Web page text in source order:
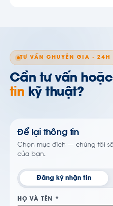
TƯ VẤN CHUYÊN GIA · 24H
Cần tư vấn hoặc
tin kỹ thuật?
Để lại thông tin
Chọn mục đích — chúng tôi
của bạn.
Đăng ký nhận tin
HỌ VÀ TÊN *